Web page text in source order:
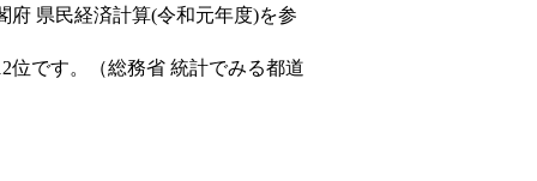
府 県民経済計算(令和元年度)を参
位です。（総務省 統計でみる都道